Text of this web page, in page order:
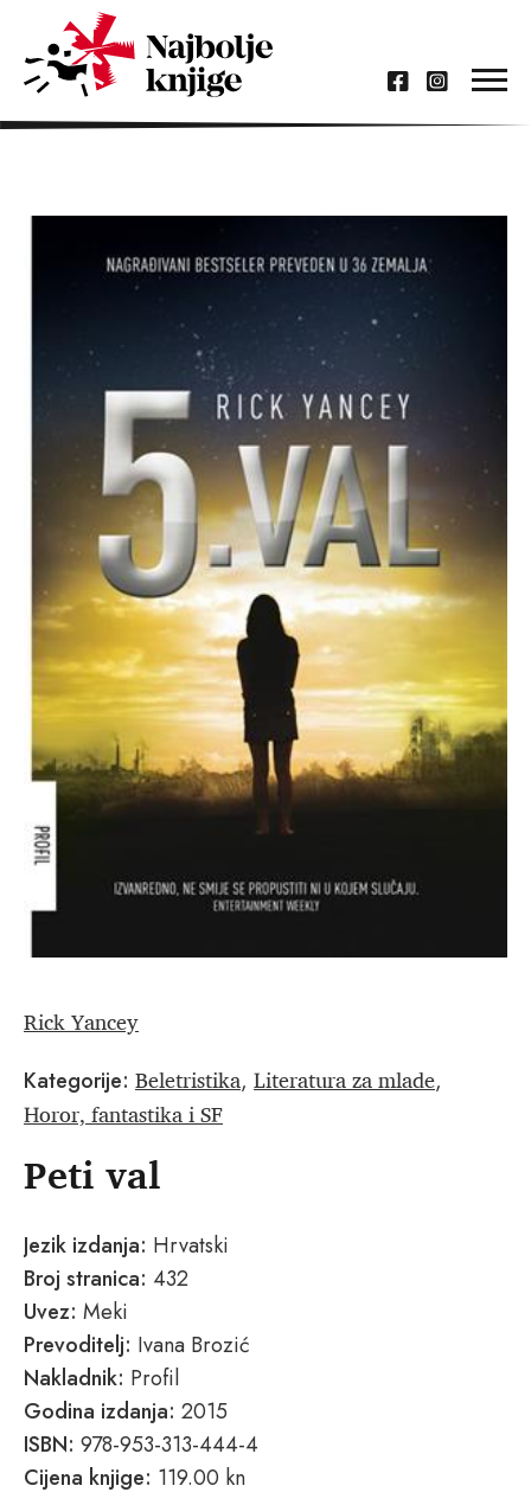
Rick Yancey
Kategorije: Beletristika, Literatura za mlade,
Horor, fantastika i SF
Peti val
Jezik izdanja: Hrvatski
Broj stranica: 432
Uvez: Meki
Prevoditelj: Ivana Brozić
Nakladnik: Profil
Godina izdanja: 2015
ISBN: 978-953-313-444-4
Cijena knjige: 119.00 kn